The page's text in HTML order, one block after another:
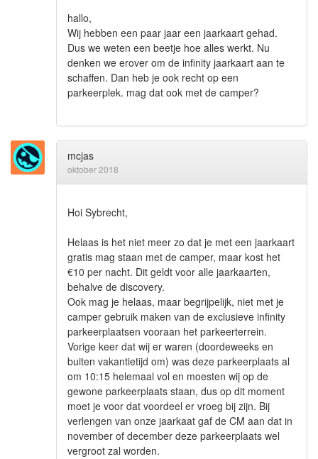
hallo,
Wij hebben een paar jaar een jaarkaart gehad.
Dus we weten een beetje hoe alles werkt. Nu
denken we erover om de infinity jaarkaart aan te
schaffen. Dan heb je ook recht op een
parkeerplek. mag dat ook met de camper?
mcjas
oktober 2018
Hoi Sybrecht,
Helaas is het niet meer zo dat je met een jaarkaart
gratis mag staan met de camper, maar kost het
€10 per nacht. Dit geldt voor alle jaarkaarten,
behalve de discovery.
Ook mag je helaas, maar begrijpelijk, niet met je
camper gebruik maken van de exclusieve infinity
parkeerplaatsen vooraan het parkeerterrein.
Vorige keer dat wij er waren (doordeweeks en
buiten vakantietijd om) was deze parkeerplaats al
om 10:15 helemaal vol en moesten wij op de
gewone parkeerplaats staan, dus op dit moment
moet je voor dat voordeel er vroeg bij zijn. Bij
verlengen van onze jaarkaat gaf de CM aan dat in
november of december deze parkeerplaats wel
vergroot zal worden.